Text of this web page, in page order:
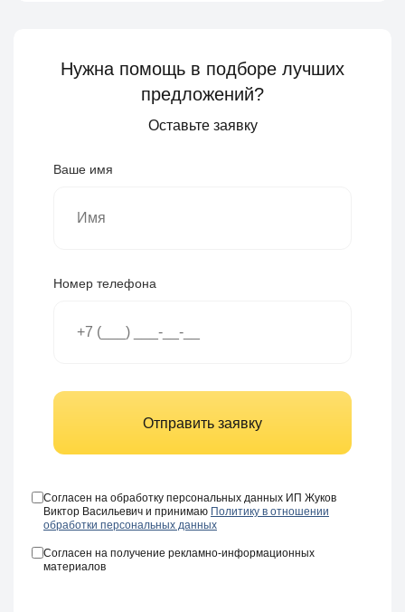
Нужна помощь в подборе лучших
предложений?
Оставьте заявку
Ваше имя
Номер телефона
Отправить заявку
Согласен на обработку персональных данных ИП Жуков
Виктор Васильевич и принимаю Политику в отношении
обработки персональных данных
Согласен на получение рекламно-информационных
материалов